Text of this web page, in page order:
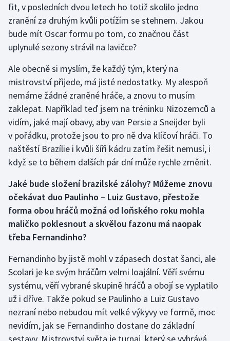
fit, v posledních dvou letech ho totiž skolilo jedno
zranění za druhým kvůli potížím se stehnem. Jakou
bude mít Oscar formu po tom, co značnou část
uplynulé sezony strávil na lavičce?
Ale obecně si myslím, že každý tým, který na
mistrovství přijede, má jisté nedostatky. My alespoň
nemáme žádné zraněné hráče, a znovu to musím
zaklepat. Například teď jsem na tréninku Nizozemců a
vidím, jaké mají obavy, aby van Persie a Sneijder byli
v pořádku, protože jsou to pro ně dva klíčoví hráči. To
naštěstí Brazílie i kvůli šíři kádru zatím řešit nemusí, i
když se to během dalších pár dní může rychle změnit.
Jaké bude složení brazilské zálohy? Můžeme znovu
očekávat duo Paulinho – Luiz Gustavo, přestože
forma obou hráčů možná od loňského roku mohla
maličko poklesnout a skvělou fazonu má naopak
třeba Fernandinho?
Fernandinho by jistě mohl v zápasech dostat šanci, ale
Scolari je ke svým hráčům velmi loajální. Věří svému
systému, věří vybrané skupině hráčů a obojí se vyplatilo
už i dříve. Takže pokud se Paulinho a Luiz Gustavo
nezraní nebo nebudou mít velké výkyvy ve formě, moc
nevidím, jak se Fernandinho dostane do základní
sestavy. Mistrovství světa je turnaj, který se vyhrává